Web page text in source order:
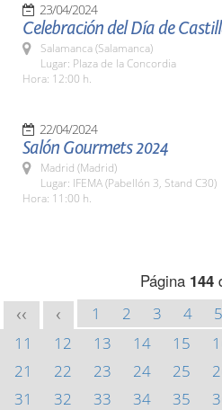
23/04/2024
Celebración del Día de
Salamanca (Salamanca)
Lugar: Plaza de la Concordia
Hora: 12:00 h.
22/04/2024
Salón Gourmets 2024
Madrid (Madrid)
Lugar: IFEMA (Pabellón 3, Stand C30)
Hora: 11:00 h.
Página 144
<< < 1 2 3 4 5
11
12 13 14 15
21
22 23 24 25
31
32 33 34 35